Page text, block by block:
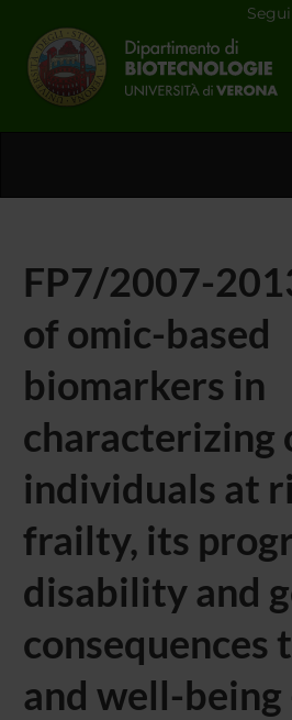
FP7/2007-
of omic-based
biomarkers in
characterizing
individuals at
frailty, its
disability and
consequences
and well-being